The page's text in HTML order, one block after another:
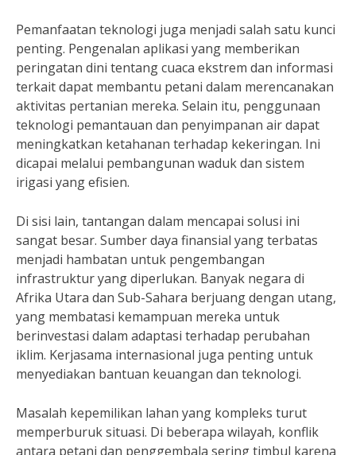
Pemanfaatan teknologi juga menjadi salah satu kunci
penting. Pengenalan aplikasi yang memberikan
peringatan dini tentang cuaca ekstrem dan informasi
terkait dapat membantu petani dalam merencanakan
aktivitas pertanian mereka. Selain itu, penggunaan
teknologi pemantauan dan penyimpanan air dapat
meningkatkan ketahanan terhadap kekeringan. Ini
dicapai melalui pembangunan waduk dan sistem
irigasi yang efisien.
Di sisi lain, tantangan dalam mencapai solusi ini
sangat besar. Sumber daya finansial yang terbatas
menjadi hambatan untuk pengembangan
infrastruktur yang diperlukan. Banyak negara di
Afrika Utara dan Sub-Sahara berjuang dengan utang,
yang membatasi kemampuan mereka untuk
berinvestasi dalam adaptasi terhadap perubahan
iklim. Kerjasama internasional juga penting untuk
menyediakan bantuan keuangan dan teknologi.
Masalah kepemilikan lahan yang kompleks turut
memperburuk situasi. Di beberapa wilayah, konflik
antara petani dan penggembala sering timbul karena